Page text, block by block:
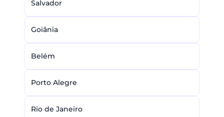
Salvador
Goiânia
Belém
Porto Alegre
Rio de Janeiro